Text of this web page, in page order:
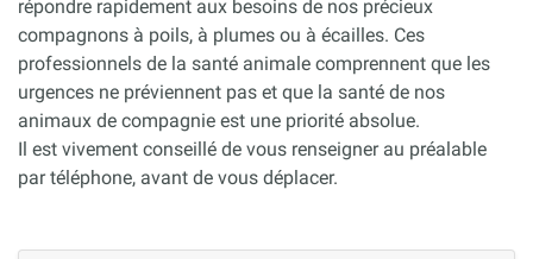
répondre rapidement aux besoins de nos précieux
compagnons à poils, à plumes ou à écailles. Ces
professionnels de la santé animale comprennent que les
urgences ne préviennent pas et que la santé de nos
animaux de compagnie est une priorité absolue.
Il est vivement conseillé de vous renseigner au préalable
par téléphone, avant de vous déplacer.